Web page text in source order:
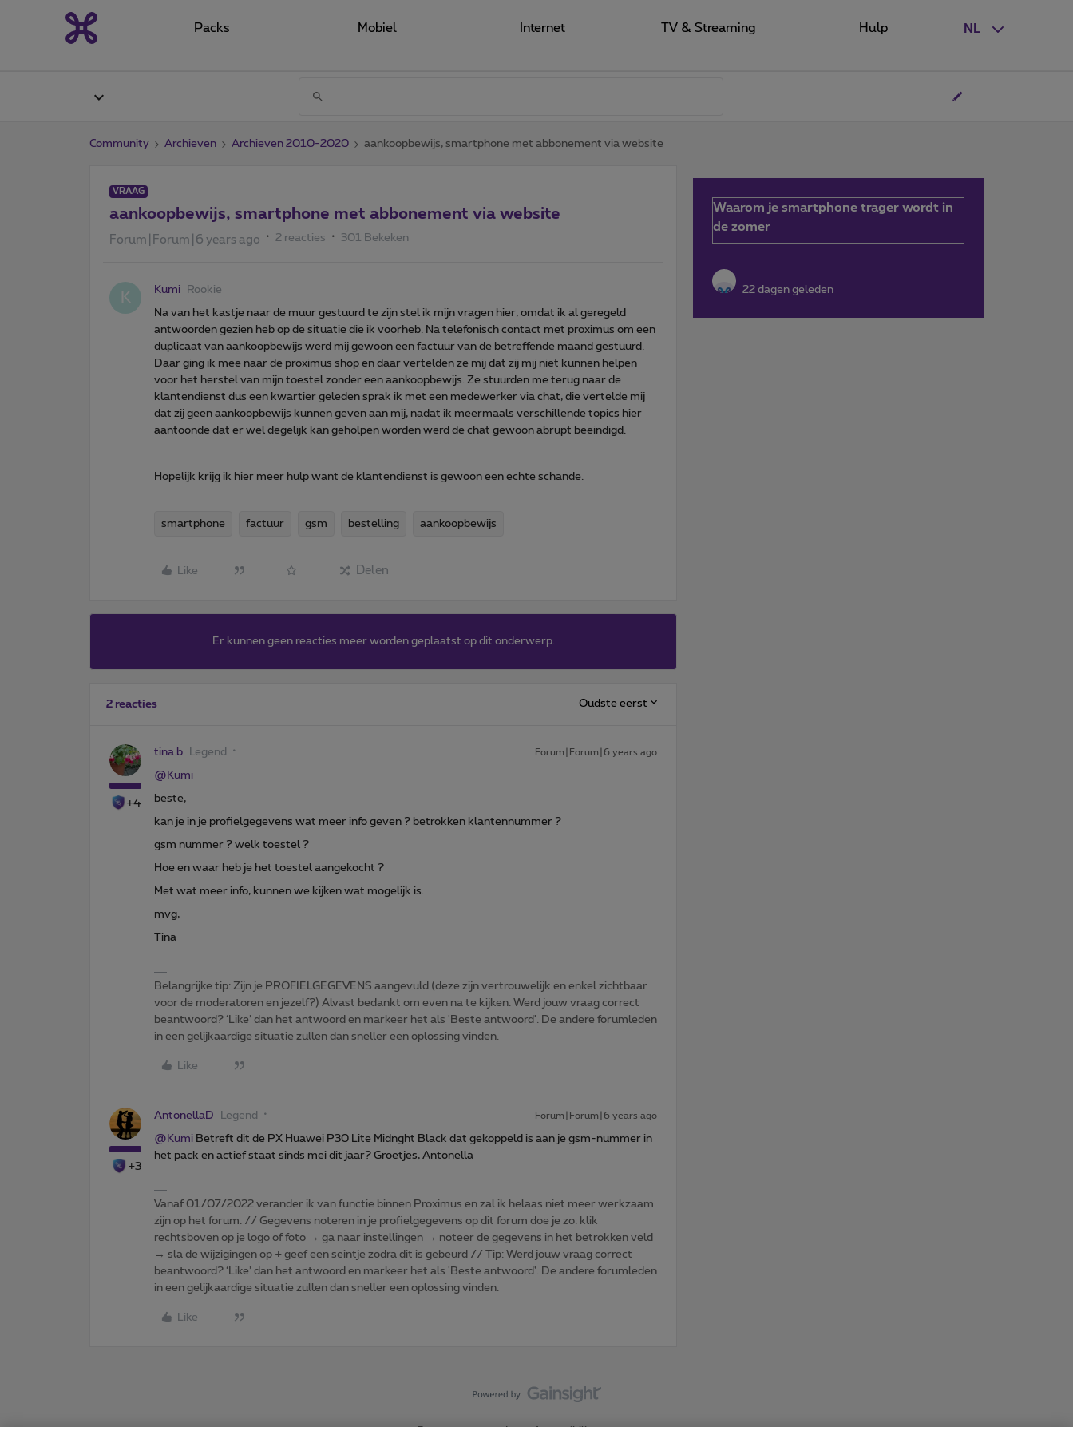
NL
Packs Mobiel Internet TV & Streaming Hulp
Community Archieven Archieven 2010-2020 aankoopbewijs, smartphone met abbonement via website
VRAAG
aankoopbewijs, smartphone met abbonement via website
Forum|Forum|6 years ago 2 reacties 301 Bekeken
K Kumi Rookie
Na van het kastje naar de muur gestuurd te zijn stel ik mijn vragen hier, omdat ik al geregeld
antwoorden gezien heb op de situatie die ik voorheb. Na telefonisch contact met proximus om een
duplicaat van aankoopbewijs werd mij gewoon een factuur van de betreffende maand gestuurd.
Daar ging ik mee naar de proximus shop en daar vertelden ze mij dat zij mij niet kunnen helpen
voor het herstel van mijn toestel zonder een aankoopbewijs. Ze stuurden me terug naar de
klantendienst dus een kwartier geleden sprak ik met een medewerker via chat, die vertelde mij
dat zij geen aankoopbewijs kunnen geven aan mij, nadat ik meermaals verschillende topics hier
aantoonde dat er wel degelijk kan geholpen worden werd de chat gewoon abrupt beeindigd.
Hopelijk krijg ik hier meer hulp want de klantendienst is gewoon een echte schande.
smartphone factuur gsm bestelling aankoopbewijs
Like Delen
Er kunnen geen reacties meer worden geplaatst op dit onderwerp.
2 reacties Oudste eerst
+4
tina.b Legend Forum|Forum|6 years ago
@Kumi
beste,
kan je in je profielgegevens wat meer info geven ? betrokken klantennummer ?
gsm nummer ? welk toestel ?
Hoe en waar heb je het toestel aangekocht ?
Met wat meer info, kunnen we kijken wat mogelijk is.
mvg,
Tina
Belangrijke tip: Zijn je PROFIELGEGEVENS aangevuld (deze zijn vertrouwelijk en enkel zichtbaar
voor de moderatoren en jezelf?) Alvast bedankt om even na te kijken. Werd jouw vraag correct
beantwoord? ‘Like’ dan het antwoord en markeer het als 'Beste antwoord'. De andere forumleden
in een gelijkaardige situatie zullen dan sneller een oplossing vinden.
Like
+3
AntonellaD Legend Forum|Forum|6 years ago
@Kumi Betreft dit de PX Huawei P30 Lite Midnght Black dat gekoppeld is aan je gsm-nummer in
het pack en actief staat sinds mei dit jaar? Groetjes, Antonella
Vanaf 01/07/2022 verander ik van functie binnen Proximus en zal ik helaas niet meer werkzaam
zijn op het forum. // Gegevens noteren in je profielgegevens op dit forum doe je zo: klik
rechtsboven op je logo of foto → ga naar instellingen → noteer de gegevens in het betrokken veld
→ sla de wijzigingen op + geef een seintje zodra dit is gebeurd // Tip: Werd jouw vraag correct
beantwoord? ‘Like’ dan het antwoord en markeer het als 'Beste antwoord'. De andere forumleden
in een gelijkaardige situatie zullen dan sneller een oplossing vinden.
Like
Waarom je smartphone trager wordt in
de zomer
22 dagen geleden